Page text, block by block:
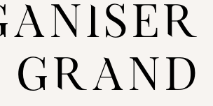
GRAND